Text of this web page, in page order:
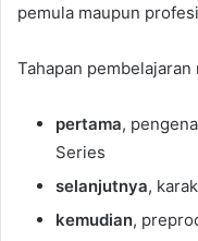
pemula maupun
Tahapan pembelajaran
pertama,
Series
selanjutnya,
kemudian,